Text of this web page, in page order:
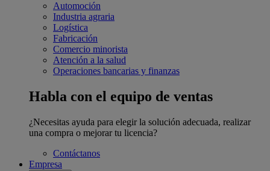
Automoción
Industria agraria
Logística
Fabricación
Comercio minorista
Atención a la salud
Operaciones bancarias y finanzas
Habla con el equipo de ventas
¿Necesitas ayuda para elegir la solución adecuada, realizar
una compra o mejorar tu licencia?
Contáctanos
Empresa